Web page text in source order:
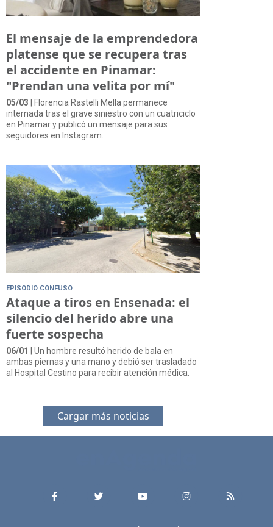
El mensaje de la emprendedora
platense que se recupera tras
el accidente en Pinamar:
"Prendan una velita por mí"
05/03 | Florencia Rastelli Mella permanece
internada tras el grave siniestro con un cuatriciclo
en Pinamar y publicó un mensaje para sus
seguidores en Instagram.
EPISODIO CONFUSO
Ataque a tiros en Ensenada: el
silencio del herido abre una
fuerte sospecha
06/01
| Un hombre resultó herido de bala en
ambas piernas y una mano y debió ser trasladado
al Hospital Cestino para recibir atención médica.
Cargar más noticias